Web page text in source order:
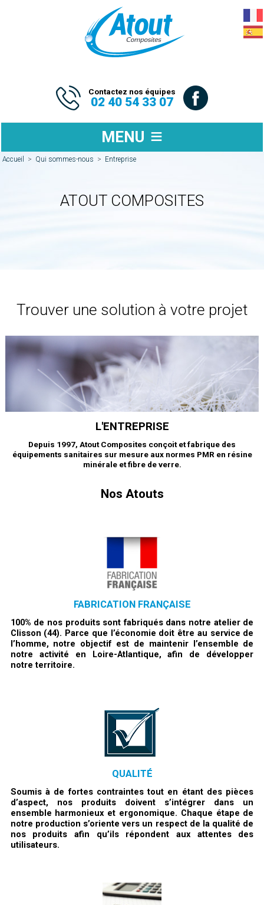
Contactez nos équipes
02 40 54 33 07
MENU
ATOUT COMPOSITES
Accueil > Qui sommes-nous > Entreprise
Trouver une solution à votre projet
L'ENTREPRISE
Depuis 1997, Atout Composites conçoit et fabrique des
équipements sanitaires sur mesure aux normes PMR en résine
minérale et fibre de verre.
Nos Atouts
FABRICATION FRANÇAISE
100% de nos produits sont fabriqués dans notre atelier de
Clisson (44). Parce que l’économie doit être au service de
l’homme, notre objectif est de maintenir l’ensemble de
notre activité en Loire-Atlantique, afin de développer
notre territoire.
QUALITÉ
Soumis à de fortes contraintes tout en étant des pièces
d’aspect, nos produits doivent s’intégrer dans un
ensemble harmonieux et ergonomique. Chaque étape de
notre production s’oriente vers un respect de la qualité de
nos produits afin qu’ils répondent aux attentes des
utilisateurs.